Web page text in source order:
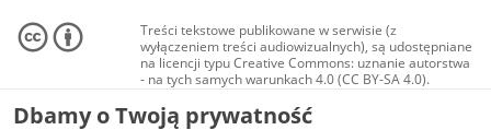
Treści tekstowe publikowane w serwisie (z
wyłączeniem treści audiowizualnych), są udostępniane
na licencji typu Creative Commons: uznanie autorstwa
- na tych samych warunkach 4.0 (CC BY-SA 4.0).
Materiały audiowizualne, w tym zdjęcia, materiały
audio i wideo, są udostępniane na licencji typu
Dbamy o Twoją prywatność